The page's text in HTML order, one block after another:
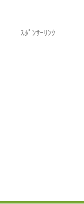
ｽﾎﾟﾝｻｰﾘﾝｸ